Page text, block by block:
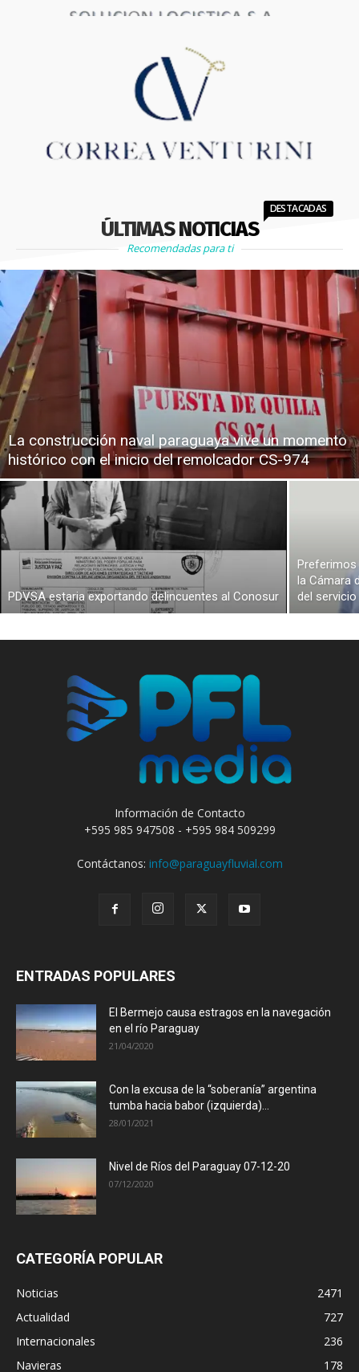
ÚLTIMAS NOTICIAS
DESTACADAS
Recomendadas para ti
La construcción naval paraguaya vive un momento
histórico con el inicio del remolcador CS-974
PDVSA estaria exportando delincuentes al Conosur
Preferimos
la Cámara
del
Información de Contacto
+595 985 947508 - +595 984 509299
Contáctanos: info@paraguayfluvial.com
ENTRADAS POPULARES
El Bermejo causa estragos en la navegación
en el río Paraguay
21/04/2020
Con la excusa de la “soberanía” argentina
tumba hacia babor (izquierda)...
28/01/2021
Nivel de Ríos del Paraguay 07-12-20
07/12/2020
CATEGORÍA POPULAR
Noticias
2471
Actualidad
727
Internacionales
236
Navieras
178